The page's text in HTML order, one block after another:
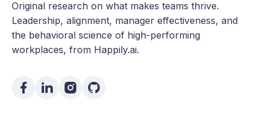
Original research on what makes teams thrive.
Leadership, alignment, manager effectiveness, and
the behavioral science of high-performing
workplaces, from Happily.ai.